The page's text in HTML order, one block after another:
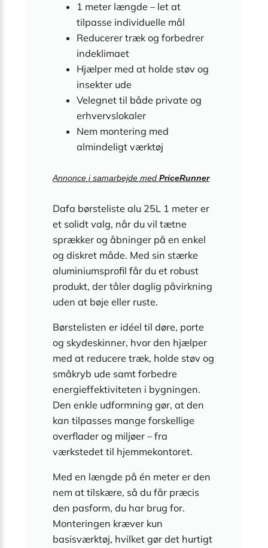
1 meter længde – let at
tilpasse individuelle mål
Reducerer træk og forbedrer
indeklimaet
Hjælper med at holde støv og
insekter ude
Velegnet til både private og
erhvervslokaler
Nem montering med
almindeligt værktøj
Annonce i samarbejde med PriceRunner
Dafa børsteliste alu 25L 1 meter er
et solidt valg, når du vil tætne
sprækker og åbninger på en enkel
og diskret måde. Med sin stærke
aluminiumsprofil får du et robust
produkt, der tåler daglig påvirkning
uden at bøje eller ruste.
Børstelisten er idéel til døre, porte
og skydeskinner, hvor den hjælper
med at reducere træk, holde støv og
småkryb ude samt forbedre
energieffektiviteten i bygningen.
Den enkle udformning gør, at den
kan tilpasses mange forskellige
overflader og miljøer – fra
værkstedet til hjemmekontoret.
Med en længde på én meter er den
nem at tilskære, så du får præcis
den pasform, du har brug for.
Monteringen kræver kun
basisværktøj, hvilket gør det hurtigt